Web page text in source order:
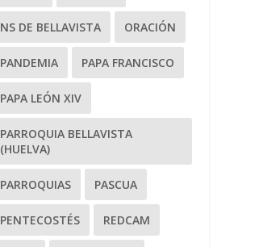
NS DE BELLAVISTA ORACIÓN
PANDEMIA PAPA FRANCISCO
PAPA LEÓN XIV
PARROQUIA BELLAVISTA
(HUELVA)
PARROQUIAS PASCUA
PENTECOSTÉS REDCAM